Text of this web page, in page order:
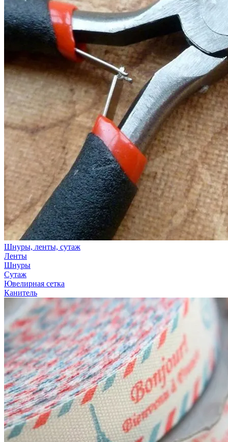
Шнуры, ленты, сутаж
Ленты
Шнуры
Сутаж
Ювелирная сетка
Канитель